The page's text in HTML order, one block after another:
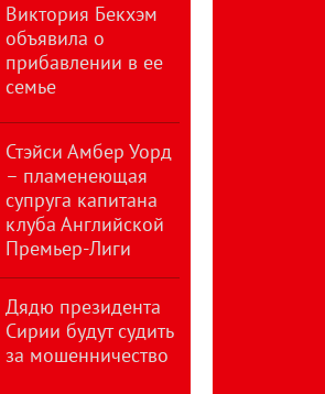
Виктория Бекхэм
объявила о
прибавлении в ее
семье
Стэйси Амбер Уорд
– пламенеющая
супруга капитана
клуба Английской
Премьер-Лиги
Дядю президента
Сирии будут судить
за мошенничество